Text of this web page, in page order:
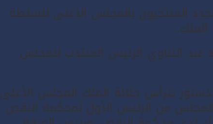
المنتخبون بالمجلس الأعلى للسلطة
النباوي الرئيس المنتدب للمجلس
الفصل 115 من الدستور يترأس جلالة الملك المجلس الأعلى
من الرئيس الأول لمحكمة النقض